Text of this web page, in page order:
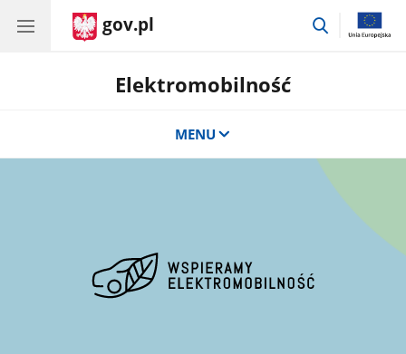
gov.pl
przejdź
Elektromobilność
MENU